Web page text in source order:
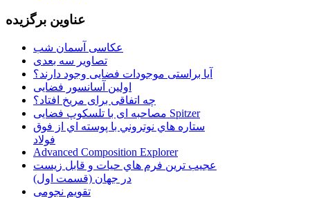
عناوین برگزیده
عکاسی آسمان شب
تصاویر سه بعدی
آیا براستی موجودات فضایی وجود دارند؟
اولین آسانسور فضایی
چه اتفاقی برای مریخ افتاد؟
مصاحبه ای با تلسکوپ فضایی Spitzer
ستاره هاي نوتروني با پوسته اي از فوق
فولاد
Advanced Composition Explorer
عجیب ترین فرم هاي حيات و قابل زيست
در جهان (قسمت اول)
تقویم نجومی